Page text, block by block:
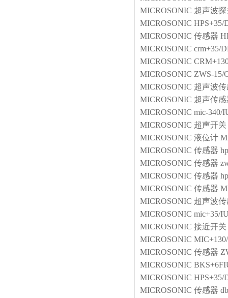
MICROSONIC 超声波探
MICROSONIC HPS+35/
MICROSONIC 传感器
MICROSONIC crm+35/
MICROSONIC
MICROSONIC ZWS-15/
MICROSONIC 超声波
MICROSONIC 超声传感
MICROSONIC mic-340/
MICROSONIC 超声开关
MICROSONIC 液位计
MICROSONIC 传感器
MICROSONIC 传感器
MICROSONIC 传感器
MICROSONIC 传感器
MICROSONIC 超声波
MICROSONIC mic+35/
MICROSONIC 接近开关
MICROSONIC
MICROSONIC 传感器
MICROSONIC
MICROSONIC HPS+35/
MICROSONIC 传感器